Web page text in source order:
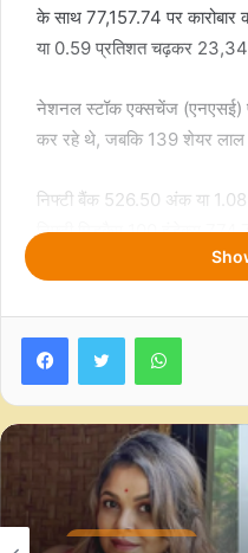
के साथ 77,157.74 पर
या 0.59 प्रतिशत चढ़कर
नेशनल स्टॉक एक्सचेंज (एनएसई)
कर रहे थे, जबकि 139 शेयर लाल
निफ्टी बैंक 526.50 अंक या
निफ्टी मिडकैप 100 इंडेक्स
साथ 54,673.70 पर कारोबार
जानकारों के अनुसार, अमेरिका के
जैसे डोनाल्ड ट्रंप का शपथ ग्रहण
मार्केट वॉचर्स के अनुसार, “डॉलर
अमेरिका में अपेक्षा से कम
FacebookTwitter WhatsApp
Uncategorized